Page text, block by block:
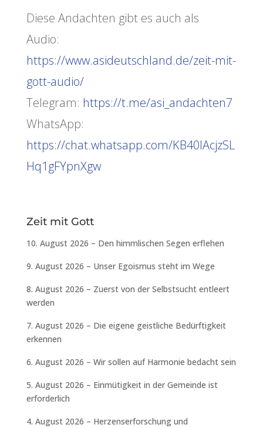
Diese Andachten gibt es auch als
Audio:
https://www.asideutschland.de/zeit-mit-
gott-audio/
Telegram: https://t.me/asi_andachten7
WhatsApp:
https://chat.whatsapp.com/KB40lAcjzSL
Hq1gFYpnXgw
Zeit mit Gott
10. August 2026 – Den himmlischen Segen erflehen
9. August 2026 – Unser Egoismus steht im Wege
8. August 2026 – Zuerst von der Selbstsucht entleert
werden
7. August 2026 – Die eigene geistliche Bedürftigkeit
erkennen
6. August 2026 – Wir sollen auf Harmonie bedacht sein
5. August 2026 – Einmütigkeit in der Gemeinde ist
erforderlich
4. August 2026 – Herzenserforschung und